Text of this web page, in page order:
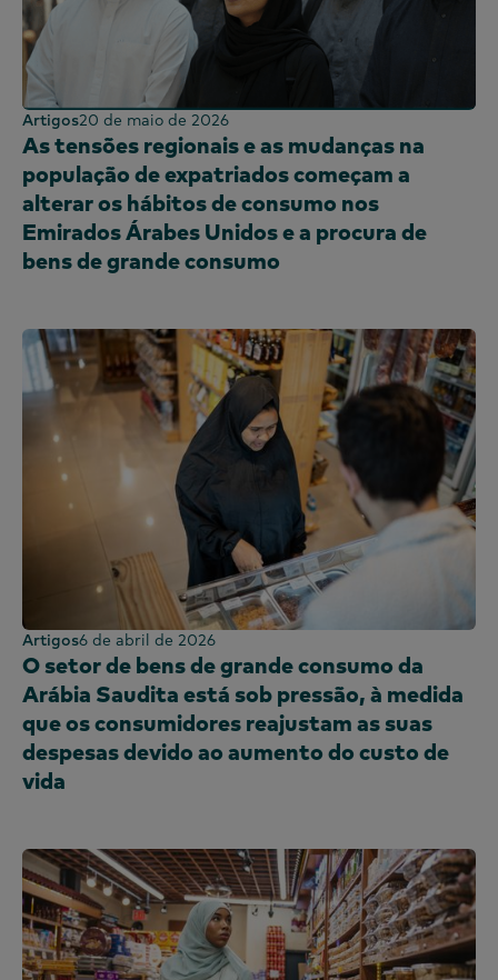
Artigos20 de maio de 2026
As tensões regionais e as mudanças na
população de expatriados começam a
alterar os hábitos de consumo nos
Emirados Árabes Unidos e a procura de
bens de grande consumo
Artigos6 de abril de 2026
O setor de bens de grande consumo da
Arábia Saudita está sob pressão, à medida
que os consumidores reajustam as suas
despesas devido ao aumento do custo de
vida